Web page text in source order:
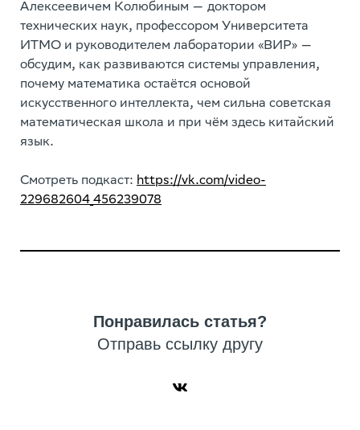
Алексеевичем Колюбиным — доктором
технических наук, профессором Университета
ИТМО и руководителем лаборатории «ВИР» —
обсудим, как развиваются системы управления,
почему математика остаётся основой
искусственного интеллекта, чем сильна советская
математическая школа и при чём здесь китайский
язык.
Смотреть подкаст: https://vk.com/video-
229682604_456239078
Понравилась статья?
Отправь ссылку другу